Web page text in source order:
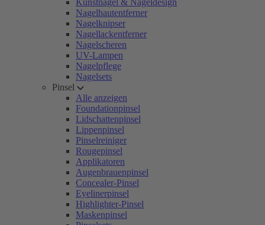
Kunstnägel & Nageldesign
Nagelhautentferner
Nagelknipser
Nagellackentferner
Nagelscheren
UV-Lampen
Nagelpflege
Nagelsets
Pinsel
Alle anzeigen
Foundationpinsel
Lidschattenpinsel
Lippenpinsel
Pinselreiniger
Rougepinsel
Applikatoren
Augenbrauenpinsel
Concealer-Pinsel
Eyelinerpinsel
Highlighter-Pinsel
Maskenpinsel